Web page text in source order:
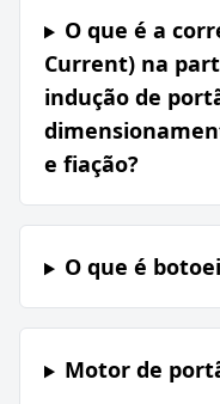
O que é a
Current) na
indução de
e fiação?
O que é
Motor de